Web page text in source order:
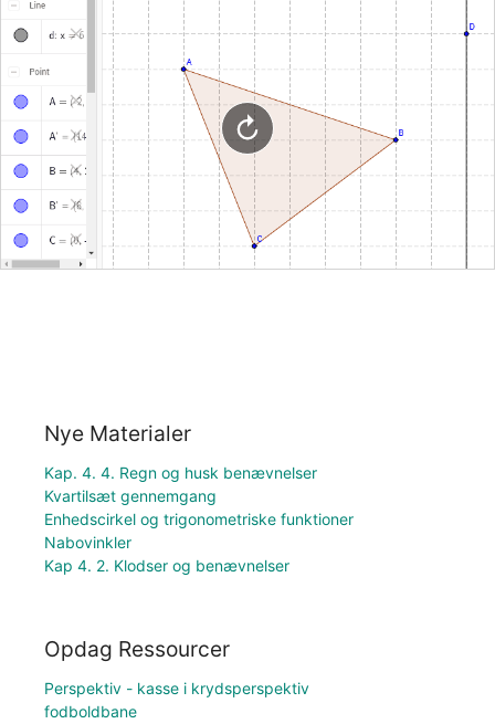
Nye Materialer
Kap. 4. 4. Regn og husk benævnelser
Kvartilsæt gennemgang
Enhedscirkel og trigonometriske funktioner
Nabovinkler
Kap 4. 2. Klodser og benævnelser
Opdag Ressourcer
Perspektiv - kasse i krydsperspektiv
fodboldbane